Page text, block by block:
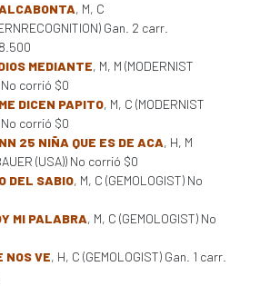
, M, C
Gan. 2 carr.
MEDIANTE, M, M (MODERNIST
No corrió $0
ME DICEN PAPITO, M, C (MODERNIST
No corrió $0
NN 25 NIÑA QUE ES DE ACA, H, M
(USA)) No corrió $0
DEL SABIO, M, C (GEMOLOGIST) No
MI PALABRA, M, C (GEMOLOGIST) No
NOS VE, H, C (GEMOLOGIST) Gan. 1 carr.